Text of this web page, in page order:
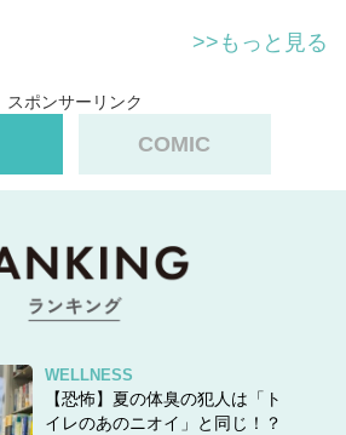
>>もっと見る
スポンサーリンク
COMIC
WELLNESS
【恐怖】夏の体臭の犯人は「ト
イレのあのニオイ」と同じ！？